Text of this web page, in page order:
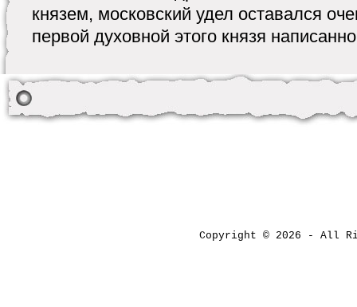
князем, московский удел оставался
первой духовной этого князя
Copyright © 2026 - All